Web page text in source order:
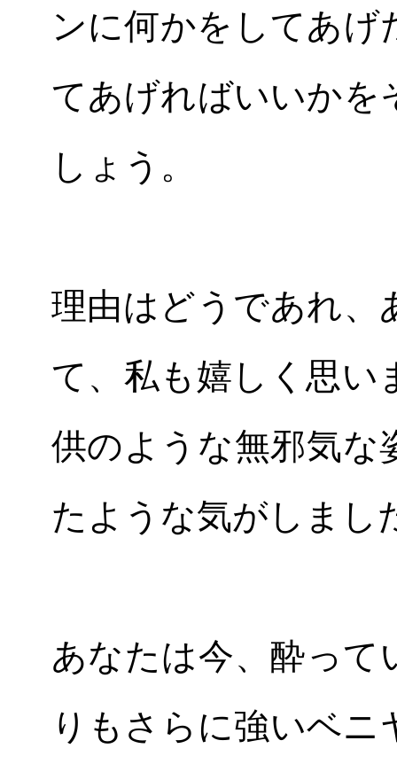
ンに何かをしてあ
てあげればいいかを
しょう。
理由はどうであれ、
て、私も嬉しく思い
供のような無邪気な
たような気がしまし
あなたは今、酔って
りもさらに強いベ